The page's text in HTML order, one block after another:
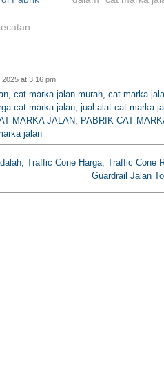
at 3:16 pm
cat marka jalan murah cat marka
cat marka jalan jual alat cat marka
MARKA JALAN PABRIK CAT
jalan
Traffic Cone Harga, Traffic Cone
Guardrail Jalan